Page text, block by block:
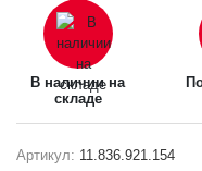
В наличии на
складе
Артикул: 11.836.921.154